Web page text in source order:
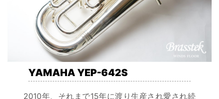
YAMAHA YEP-642S
2010年、それまで15年に渡り生産され愛され続